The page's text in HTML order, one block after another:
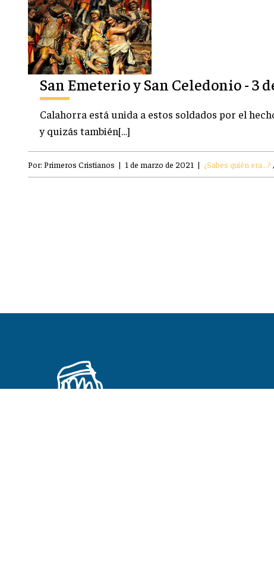
San Emeterio y San Celedonio - 3
Calahorra está unida a estos soldados por el
y quizás también[…]
Por: Primeros Cristianos | 1 de marzo de 2021 | ¿Sabes quién era...? ,